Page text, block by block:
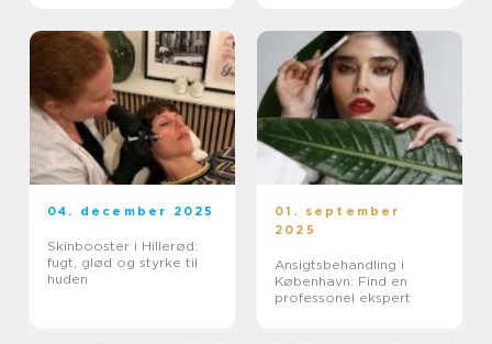
04. december 2025
Skinbooster i Hillerød:
fugt, glød og styrke til
huden
01. september
2025
Ansigtsbehandling i
København: Find en
professonel ekspert